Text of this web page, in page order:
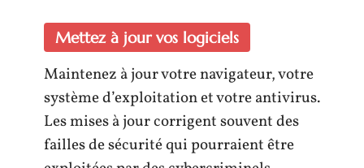
Mettez à jour vos logiciels
Maintenez à jour votre navigateur, votre
système d’exploitation et votre antivirus.
Les mises à jour corrigent souvent des
failles de sécurité qui pourraient être